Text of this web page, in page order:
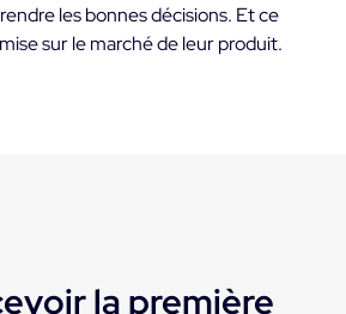
les bonnes décisions. Et ce
sur le marché de leur produit.
la première